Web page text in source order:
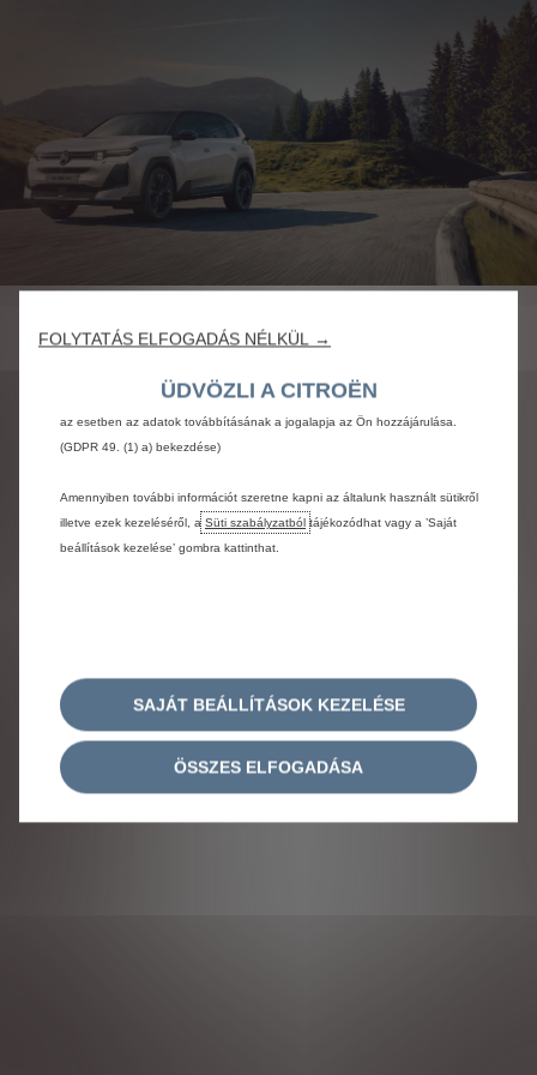
FOLYTATÁS ELFOGADÁS NÉLKÜL →
ÜDVÖZLI A CITROËN
Sütiket (cookie-kat) használunk annak érdekében, hogy a legjobb
felhasználói élményt tudjuk biztosítani Önnek a weboldalon. A sütik lehetővé
teszik, hogy olyan alap funkciókat biztosíthassunk, mint biztonság, hálózat
felhasználhatóságot és a teljesítményt, úgy mint nyelvfelismerés, keresési
releváns hirdetéseket küldjön. Néhány sütit olyan, az Európai Gazdasági
európai adatvédelmi hatóságoktól kapott megfelelőségi határozattal. Ebben
az esetben az adatok továbbításának a jogalapja az Ön hozzájárulása.
(GDPR 49. (1) a) bekezdése)
Amennyiben további információt szeretne kapni az általunk használt sütikről
illetve ezek kezeléséről, a Süti szabályzatból tájékozódhat vagy a ’Saját
beállítások kezelése’ gombra kattinthat.
SAJÁT BEÁLLÍTÁSOK KEZELÉSE
ÖSSZES ELFOGADÁSA